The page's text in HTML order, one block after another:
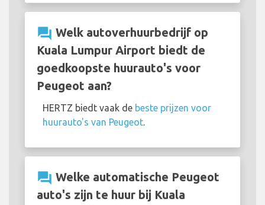
question_answer Welk autoverhuurbedrijf op
Kuala Lumpur Airport biedt de
goedkoopste huurauto's voor
Peugeot aan?
HERTZ biedt vaak de beste prijzen voor
huurauto's van Peugeot.
question_answer Welke automatische Peugeot
auto's zijn te huur bij Kuala